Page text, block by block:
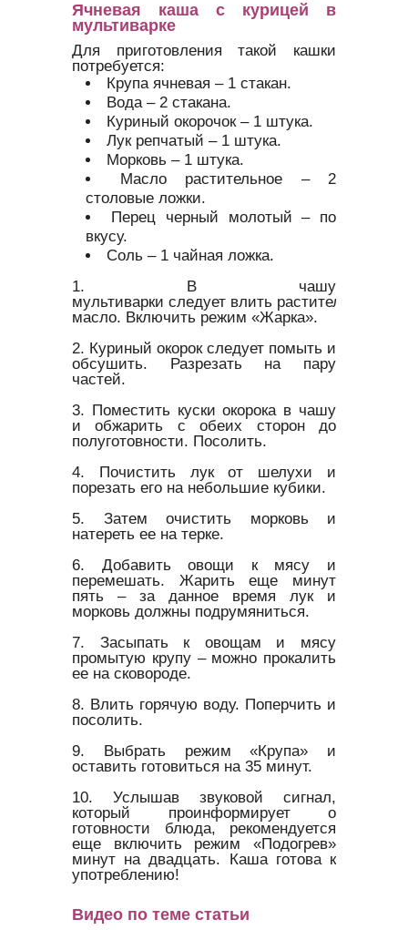
Ячневая каша с курицей в
мультиварке
Для приготовления такой кашки
потребуется:
Крупа ячневая – 1 стакан.
Вода – 2 стакана.
Куриный окорочок – 1 штука.
Лук репчатый – 1 штука.
Морковь – 1 штука.
Масло растительное – 2
столовые ложки.
Перец черный молотый – по
вкусу.
Соль – 1 чайная ложка.
1. В чашу
мультиварки следует влить растительное
масло. Включить режим «Жарка».
2. Куриный окорок следует помыть и
обсушить. Разрезать на пару
частей.
3. Поместить куски окорока в чашу
и обжарить с обеих сторон до
полуготовности. Посолить.
4. Почистить лук от шелухи и
порезать его на небольшие кубики.
5. Затем очистить морковь и
натереть ее на терке.
6. Добавить овощи к мясу и
перемешать. Жарить еще минут
пять – за данное время лук и
морковь должны подрумяниться.
7. Засыпать к овощам и мясу
промытую крупу – можно прокалить
ее на сковороде.
8. Влить горячую воду. Поперчить и
посолить.
9. Выбрать режим «Крупа» и
оставить готовиться на 35 минут.
10. Услышав звуковой сигнал,
который проинформирует о
готовности блюда, рекомендуется
еще включить режим «Подогрев»
минут на двадцать. Каша готова к
употреблению!
Видео по теме статьи